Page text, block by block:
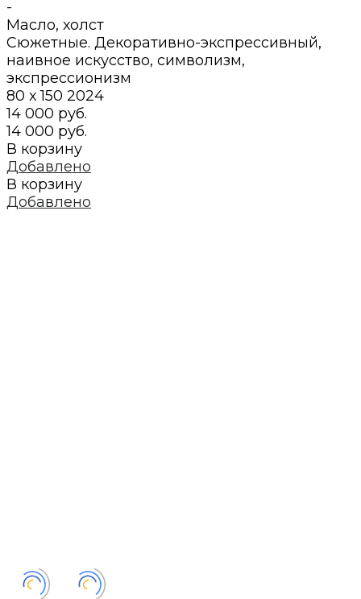
-
Масло, холст
Сюжетные. Декоративно-экспрессивный,
наивное искусство, символизм,
экспрессионизм
80 х 150 2024
14 000 руб.
14 000 руб.
В корзину
Добавлено
В корзину
Добавлено